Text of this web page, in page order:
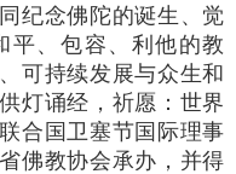
纪念佛陀的诞生、觉
平、包容、利他的教
可持续发展与众生和
灯诵经，祈愿：世界
合国卫塞节国际理事
佛教协会承办，并得